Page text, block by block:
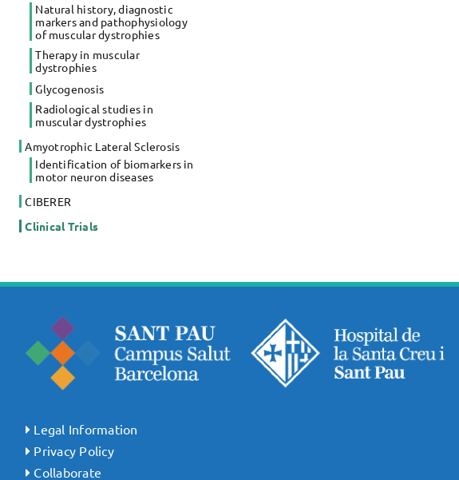
Natural history, diagnostic
markers and pathophysiology
of muscular dystrophies
Therapy in muscular
dystrophies
Glycogenosis
Radiological studies in
muscular dystrophies
Amyotrophic Lateral Sclerosis
Identification of biomarkers in
motor neuron diseases
CIBERER
Clinical Trials
Legal Information
Privacy Policy
Collaborate